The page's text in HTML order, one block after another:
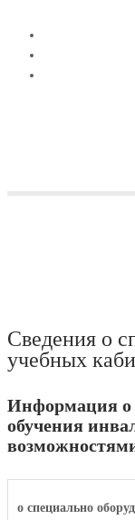
Сведения о
учебных
Информация о
обучения
о специально